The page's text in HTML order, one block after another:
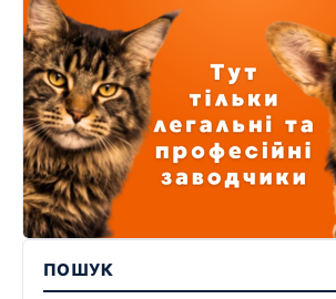
ПОШУК